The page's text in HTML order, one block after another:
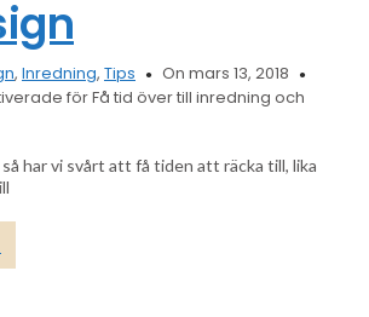
, Inredning, Tips
On mars 13, 2018
för Få tid över till inredning och
har vi svårt att få tiden att räcka till, lika